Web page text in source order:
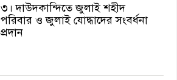
৩। দাউদকান্দিতে জুলাই শহীদ
পরিবার ও জুলাই যোদ্ধাদের সংবর্ধনা
প্রদান